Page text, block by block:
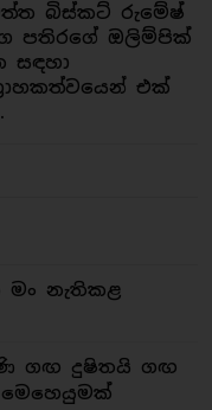
බිස්කට් රුමේෂ්
පතිරගේ ඔලිම්පික්
සඳහා
එක්
නැතිකළ
ගඟ දුෂිතයි ගඟ